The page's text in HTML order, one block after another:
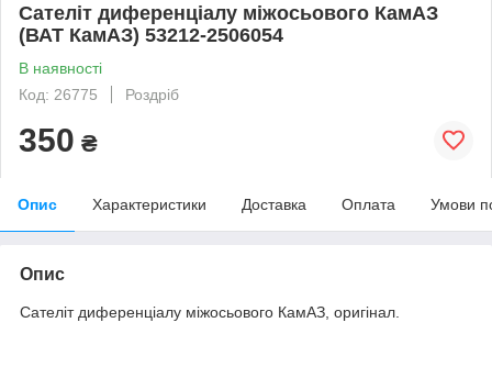
Сателіт диференціалу міжосьового КамАЗ
(ВАТ КамАЗ) 53212-2506054
В наявності
Код: 26775
Роздріб
350 ₴
Опис Характеристики Доставка Оплата Умови
Опис
Сателіт диференціалу міжосьового КамАЗ, оригінал.